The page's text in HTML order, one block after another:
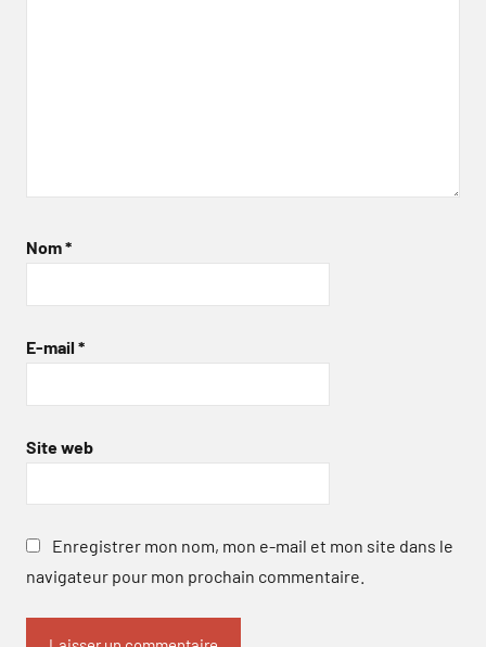
Nom*
E-mail *
Site web
Enregistrer mon nom, mon e-mail et mon site dans le
navigateur pour mon prochain commentaire.